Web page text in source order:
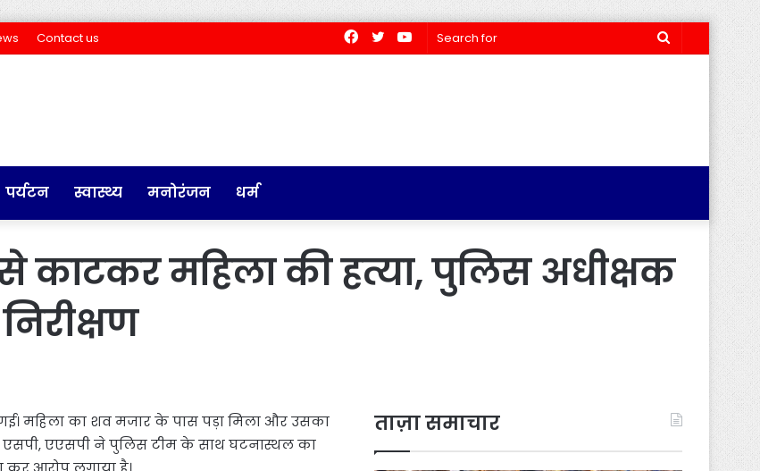
Contact us
Search
YouTube
Twitter
Facebook
पर्यटन स्वास्थ्य मनोरंजन धर्म
से काटकर महिला की हत्या, पुलिस अधीक्षक
महिला का शव मजार के पास पड़ा मिला और उसका
एसपी, एएसपी ने पुलिस टीम के साथ घटनास्थल का
ताज़ा समाचार